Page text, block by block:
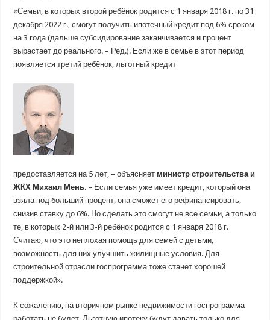
«Семьи, в которых второй ребёнок родится с 1 января 2018 г. по 31
декабря 2022 г., смогут получить ипотечный кредит под 6% сроком
на 3 года (дальше субсидирование заканчивается и процент
вырастает до реального. – Ред.). Если же в семье в этот период
появляется третий ребёнок, льготный кредит
предоставляется на 5 лет, – объясняет министр строительства и
ЖКХ Михаил Мень. – Если семья уже имеет кредит, который она
взяла под больший процент, она сможет его рефинансировать,
снизив ставку до 6%. Но сделать это смогут не все семьи, а только
те, в которых 2-й или 3-й ребёнок родится с 1 января 2018 г.
Считаю, что это неплохая помощь для семей с детьми,
возможность для них улучшить жилищные условия. Для
строительной отрасли госпрограмма тоже станет хорошей
поддержкой».
К сожалению, на вторичном рынке недвижимости госпрограмма